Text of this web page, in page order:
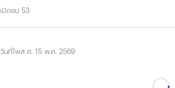
เปิดชม 53
วันที่โพส ศ. 15 พ.ค. 2569